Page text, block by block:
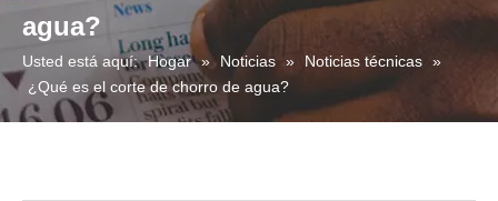
agua?
Usted está aquí: Hogar » Noticias » Noticias técnicas »
¿Qué es el corte de chorro de agua?